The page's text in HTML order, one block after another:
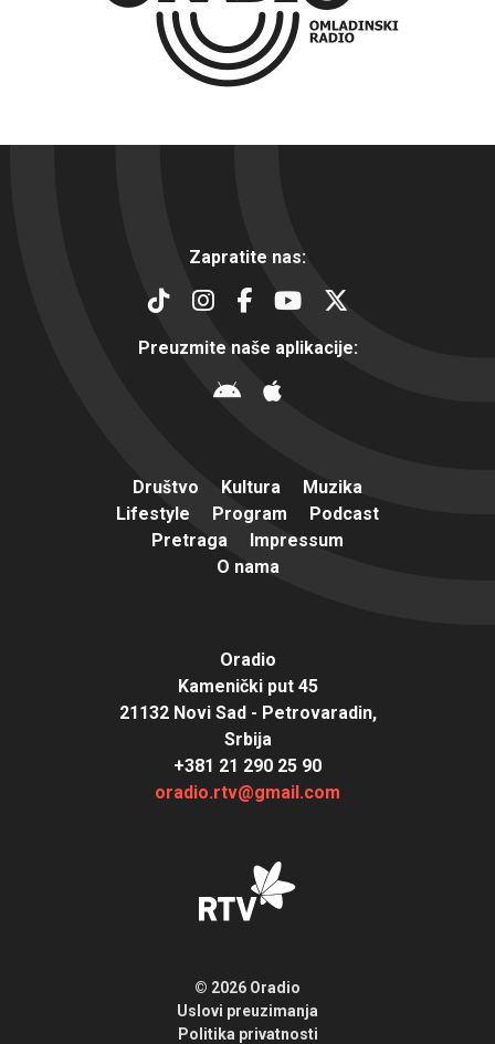
Zapratite nas:
Preuzmite naše aplikacije:
Društvo Kultura
Muzika
Lifestyle
Program
Podcast
Pretraga
Impressum
O nama
Oradio
Kamenički put 45
21132 Novi Sad - Petrovaradin,
Srbija
+381 21 290 25 90
oradio.rtv@gmail.com
© 2026 Oradio
Uslovi preuzimanja
Politika privatnosti